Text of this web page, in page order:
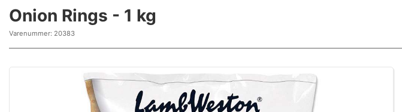
Onion Rings - 1 kg
Varenummer: 20383